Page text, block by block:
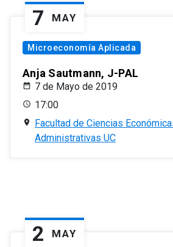
7 MAY
Microeconomía Aplicada
Anja Sautmann, J-PAL
7 de Mayo de 2019
17:00
Facultad de Ciencias
Administrativas UC
2 MAY